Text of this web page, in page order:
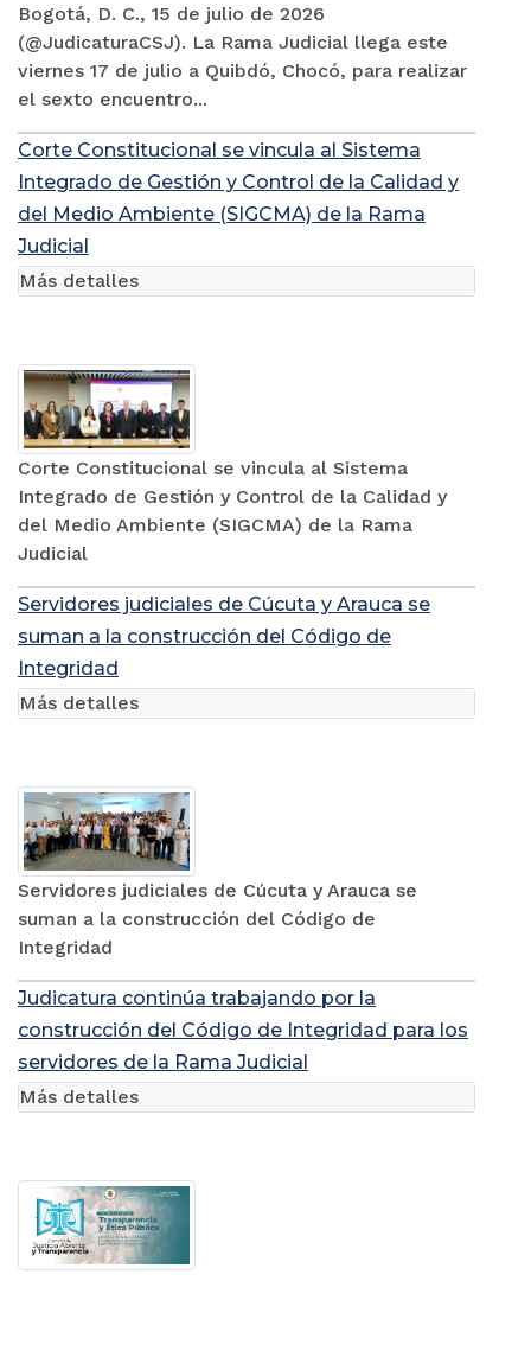
Bogotá, D. C., 15 de julio de 2026
(@JudicaturaCSJ). La Rama Judicial llega este
viernes 17 de julio a Quibdó, Chocó, para realizar
el sexto encuentro...
Corte Constitucional se vincula al Sistema
Integrado de Gestión y Control de la Calidad y
del Medio Ambiente (SIGCMA) de la Rama
Judicial
Corte Constitucional se vincula al Sistema
Integrado de Gestión y Control de la Calidad y
del Medio Ambiente (SIGCMA) de la Rama
Judicial
Más detalles
Servidores judiciales de Cúcuta y Arauca se
suman a la construcción del Código de
Integridad
Servidores judiciales de Cúcuta y Arauca se
suman a la construcción del Código de
Integridad
Más detalles
Judicatura continúa trabajando por la
construcción del Código de Integridad para los
servidores de la Rama Judicial
Más detalles